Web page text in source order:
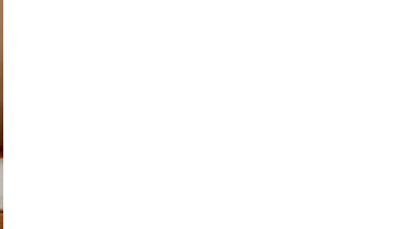
deslizando la pantalla.